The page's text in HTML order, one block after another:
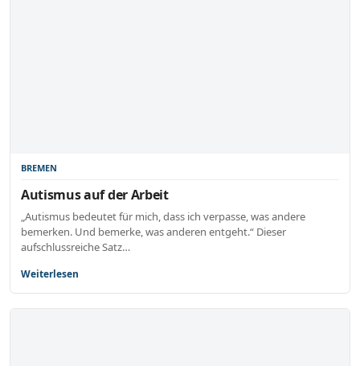
BREMEN
Autismus auf der Arbeit
„Autismus bedeutet für mich, dass ich verpasse, was andere
bemerken. Und bemerke, was anderen entgeht.“ Dieser
aufschlussreiche Satz…
Weiterlesen